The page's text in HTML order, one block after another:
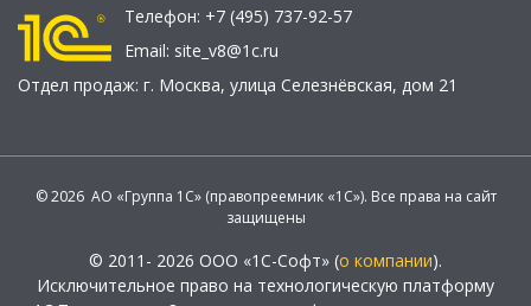
Телефон: +7 (495) 737-92-57
Email: site_v8@1c.ru
Отдел продаж: г. Москва, улица Селезнёвская, дом 21
© 2026 АО «Группа 1С» (правопреемник «1С»). Все права на сайт
защищены
© 2011- 2026 ООО «1С-Софт» (о компании).
Исключительное право на технологическую платформу